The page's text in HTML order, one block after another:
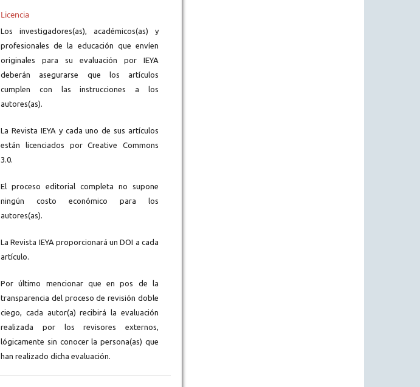
Licencia
Los investigadores(as), académicos(as) y
profesionales de la educación que envíen
originales para su evaluación por IEYA
deberán asegurarse que los artículos
cumplen con las instrucciones a los
autores(as).
La Revista IEYA y cada uno de sus artículos
están licenciados por Creative Commons
3.0.
El proceso editorial completa no supone
ningún costo económico para los
autores(as).
La Revista IEYA proporcionará un DOI a cada
artículo.
Por último mencionar que en pos de la
transparencia del proceso de revisión doble
ciego, cada autor(a) recibirá la evaluación
realizada por los revisores externos,
lógicamente sin conocer la persona(as) que
han realizado dicha evaluación.